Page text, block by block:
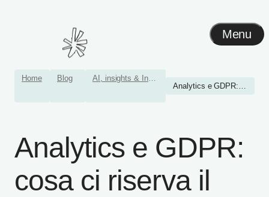
Menu
Home Blog
AI, insights & Innovazione
Analytics e GDPR: cosa ci ...
Analytics e GDPR:
cosa ci riserva il